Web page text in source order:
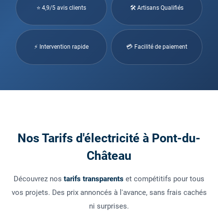
⭐ 4,9/5 avis clients 🛠 Artisans Qualifiés
⚡ Intervention rapide 💳 Facilité de paiement
Nos Tarifs d'électricité à Pont-du-
Château
Découvrez nos tarifs transparents et compétitifs pour tous
vos projets. Des prix annoncés à l'avance, sans frais cachés
ni surprises.